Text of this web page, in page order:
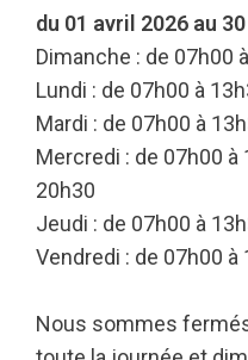
du 01 avril 2026 au
Dimanche : de 07h00
Lundi : de 07h00 à
Mardi : de 07h00 à
Mercredi : de 07h00 à
20h30
Jeudi : de 07h00 à
Vendredi : de 07h00 à
Nous sommes